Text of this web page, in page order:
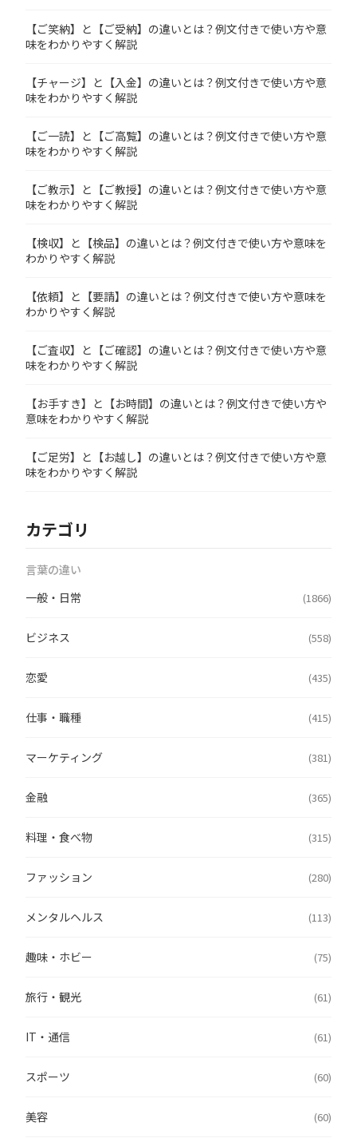
【ご笑納】と【ご受納】の違いとは？例文付きで使い方や意
味をわかりやすく解説
【チャージ】と【入金】の違いとは？例文付きで使い方や意
味をわかりやすく解説
【ご一読】と【ご高覧】の違いとは？例文付きで使い方や意
味をわかりやすく解説
【ご教示】と【ご教授】の違いとは？例文付きで使い方や意
味をわかりやすく解説
【検収】と【検品】の違いとは？例文付きで使い方や意味を
わかりやすく解説
【依頼】と【要請】の違いとは？例文付きで使い方や意味を
わかりやすく解説
【ご査収】と【ご確認】の違いとは？例文付きで使い方や意
味をわかりやすく解説
【お手すき】と【お時間】の違いとは？例文付きで使い方や
意味をわかりやすく解説
【ご足労】と【お越し】の違いとは？例文付きで使い方や意
味をわかりやすく解説
カテゴリ
言葉の違い
一般・日常
(1866)
ビジネス (558)
恋愛 (435)
仕事・職種 (415)
マーケティング (381)
金融 (365)
料理・食べ物 (315)
ファッション (280)
メンタルヘルス (113)
趣味・ホビー (75)
旅行・観光 (61)
IT・通信 (61)
スポーツ (60)
美容 (60)